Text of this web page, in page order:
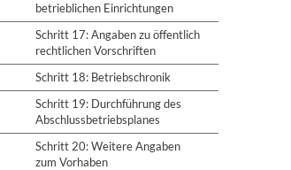
betrieblichen Einrichtungen
Schritt 17: Angaben zu öffentlich
rechtlichen Vorschriften
Schritt 18: Betriebschronik
Schritt 19: Durchführung des
Abschlussbetriebsplanes
Schritt 20: Weitere Angaben
zum Vorhaben